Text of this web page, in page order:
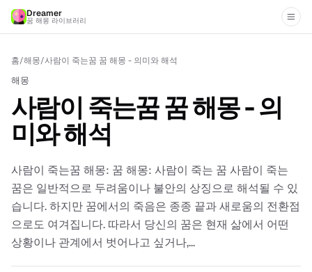
Dreamer
꿈 해몽 라이브러리
홈/해몽/사람이 죽는꿈 꿈 해몽 - 의미와 해석
해몽
사람이 죽는꿈 꿈 해몽 - 의
미와 해석
사람이 죽는꿈 해몽: 꿈 해몽: 사람이 죽는 꿈 사람이 죽는
꿈은 일반적으로 두려움이나 불안의 상징으로 해석될 수 있
습니다. 하지만 꿈에서의 죽음은 종종 끝과 새로움의 전환점
으로도 여겨집니다. 따라서 당신의 꿈은 현재 삶에서 어떤
상황이나 관계에서 벗어나고 싶거나,...